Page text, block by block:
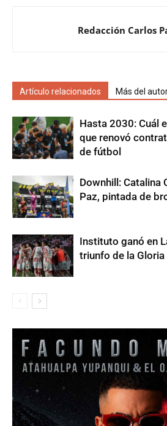
Redacción Carlos
Artículo relacionados Más del
Hasta 2030: Cuál
que renovó
de fútbol
Downhill: Catalina
Paz, pintada de
Instituto ganó en
triunfo de la Gloria